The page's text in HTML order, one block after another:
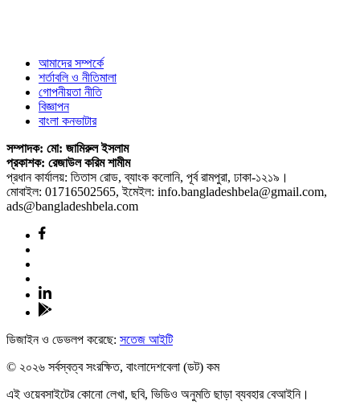
আমাদের সম্পর্কে
শর্তাবলি ও নীতিমালা
গোপনীয়তা নীতি
বিজ্ঞাপন
বাংলা কনভাটার
সম্পাদক: মো: জামিরুল ইসলাম
প্রকাশক: রেজাউল করিম শামীম
প্রধান কার্যালয়: তিতাস রোড, ব্যাংক কলোনি, পূর্ব রামপুরা, ঢাকা-১২১৯।
মোবাইল: 01716502565, ইমেইল: info.bangladeshbela@gmail.com,
ads@bangladeshbela.com
ডিজাইন ও ডেভলপ করেছে: সতেজ আইটি
© ২০২৬ সর্বস্বত্ব সংরক্ষিত, বাংলাদেশবেলা (ডট) কম
এই ওয়েবসাইটের কোনো লেখা, ছবি, ভিডিও অনুমতি ছাড়া ব্যবহার বেআইনি।